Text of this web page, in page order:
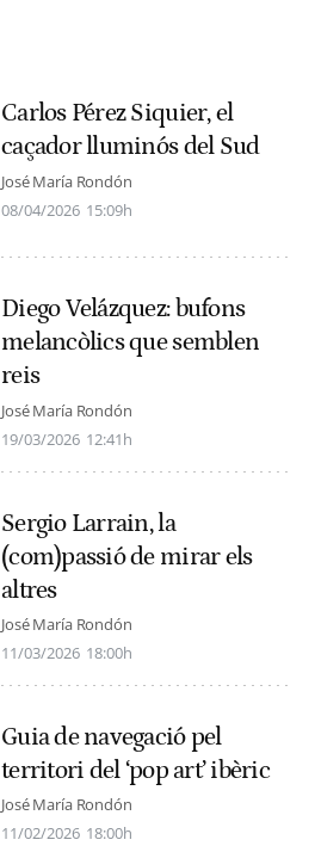
Carlos Pérez Siquier, el
caçador lluminós del Sud
José María Rondón
08/04/2026 15:09h
Diego Velázquez: bufons
melancòlics que semblen
reis
José María Rondón
19/03/2026 12:41h
Sergio Larrain, la
(com)passió de mirar els
altres
José María Rondón
11/03/2026 18:00h
Guia de navegació pel
territori del ‘pop art’ ibèric
José María Rondón
11/02/2026 18:00h